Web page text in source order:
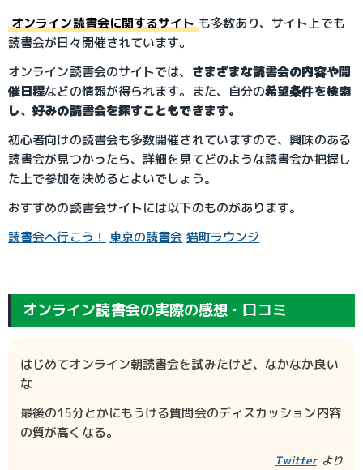
オンライン読書会に関するサイトも多数あり、サイト上でも
読書会が日々開催されています。
オンライン読書会のサイトでは、 さまざまな読書会の内容や開
催日程などの情報が得られます。また、自分の希望条件を検索
し、好みの読書会を探すこともできます。
初心者向けの読書会も多数開催されていますので、興味のある
読書会が見つかったら、詳細を見てどのような読書会か把握し
た上で参加を決めるとよいでしょう。
おすすめの読書会サイトには以下のものがあります。
読書会へ行こう！ 東京の読書会 猫町ラウンジ
オンライン読書会の実際の感想・口コミ
はじめてオンライン朝読書会を試みたけど、なかなか良い
な
最後の15分とかにもうける質問会のディスカッション内容
の質が高くなる。
Twitter より